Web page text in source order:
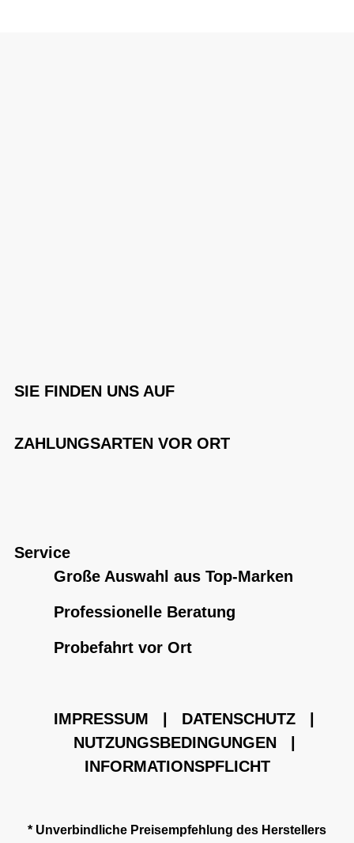
SIE FINDEN UNS AUF
ZAHLUNGSARTEN VOR ORT
Service
Große Auswahl aus Top-Marken
Professionelle Beratung
Probefahrt vor Ort
IMPRESSUM DATENSCHUTZ
NUTZUNGSBEDINGUNGEN
INFORMATIONSPFLICHT
* Unverbindliche Preisempfehlung des Herstellers